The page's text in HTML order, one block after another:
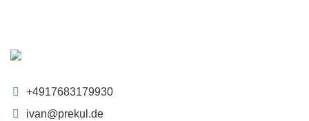
+4917683179930
ivan@prekul.de